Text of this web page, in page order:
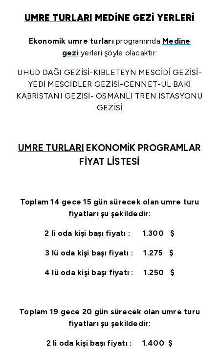
UMRE TURLARI MEDİNE GEZİ YERLERİ
Ekonomik umre turları programında Medine
geziyerleri şöyle olacaktır:
UHUD DAĞI GEZİSİ-KIBLETEYN MESCİDİ GEZİSİ-
YEDİ MESCİDLER GEZİSİ-CENNET-ÜL BAKİ
KABRİSTANI GEZİSİ- OSMANLI TREN İSTASYONU
GEZİSİ
UMRE TURLARI EKONOMİK PROGRAMLAR
FİYAT LİSTESİ
Toplam 14 gece 15 gün sürecek olan umre turu
fiyatları şu şekildedir:
2 li oda kişi başı fiyatı : 1.300 $
3 lü oda kişi başı fiyatı : 1.275 $
4 lü oda kişi başı fiyatı : 1.250 $
Toplam 19 gece 20 gün sürecek olan umre turu
fiyatları şu şekildedir:
2 li oda kişi başı fiyatı : 1.400 $